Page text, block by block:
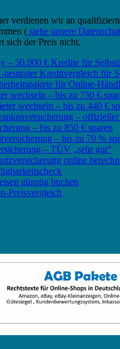
verdienen wir an
( siehe unsere
sich der Preis nicht.
– 50.000 € Kredite für
Kreditvergleich für
für Online-
wechseln – bis zu 750 €
wechseln – bis zu 440 €
–
– bis zu 850 € sparen
– bis zu 70 %
– TÜV „sehr gut“
online
günstig buchen
Preisvergleich